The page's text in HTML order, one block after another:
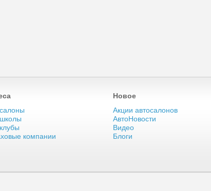
Новое
компании
Акции автосалонов
АвтоНовости
Видео
Блоги